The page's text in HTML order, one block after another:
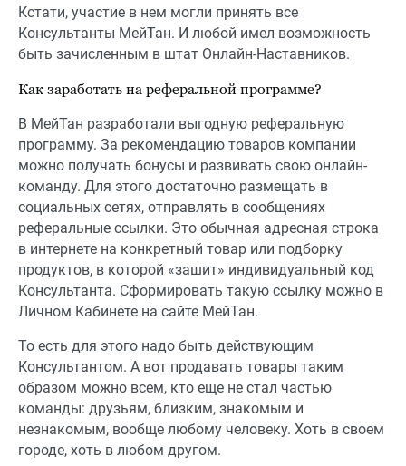
Кстати, участие в нем могли принять все
Консультанты МейТан. И любой имел возможность
быть зачисленным в штат Онлайн-Наставников.
Как заработать на реферальной программе?
В МейТан разработали выгодную реферальную
программу. За рекомендацию товаров компании
можно получать бонусы и развивать свою онлайн-
команду. Для этого достаточно размещать в
социальных сетях, отправлять в сообщениях
реферальные ссылки. Это обычная адресная строка
в интернете на конкретный товар или подборку
продуктов, в которой «зашит» индивидуальный код
Консультанта. Сформировать такую ссылку можно в
Личном Кабинете на сайте МейТан.
То есть для этого надо быть действующим
Консультантом. А вот продавать товары таким
образом можно всем, кто еще не стал частью
команды: друзьям, близким, знакомым и
незнакомым, вообще любому человеку. Хоть в своем
городе, хоть в любом другом.